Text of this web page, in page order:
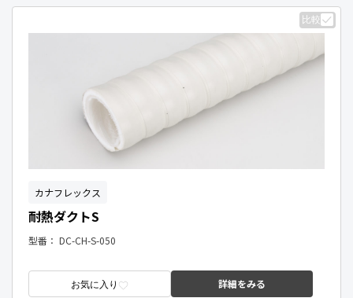
比較
カナフレックス
耐熱ダクトS
型番： DC-CH-S-050
お気に入り 詳細をみる